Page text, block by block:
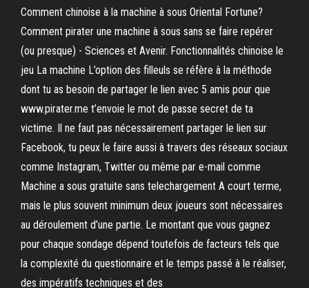
Comment chinoise à la machine à sous Oriental Fortune?
Comment pirater une machine à sous sans se faire repérer
(ou presque) - Sciences et Avenir. Fonctionnalités chinoise le
jeu La machine L’option des filleuls se réfère à la méthode
dont tu as besoin de partager le lien avec 5 amis pour que
www.pirater.me t’envoie le mot de passe secret de ta
victime. Il ne faut pas nécessairement partager le lien sur
Facebook, tu peux le faire aussi à travers des réseaux sociaux
comme Instagram, Twitter ou même par e-mail comme
Machine a sous gratuite sans telechargement A court terme,
mais le plus souvent minimum deux joueurs sont nécessaires
au déroulement d’une partie. Le montant que vous gagnez
pour chaque sondage dépend toutefois de facteurs tels que
la complexité du questionnaire et le temps passé à le réaliser,
des impératifs techniques et des